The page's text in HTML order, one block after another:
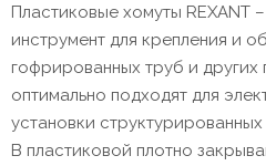
Пластиковые хомуты REXANT
инструмент для крепления и
гофрированных труб и других
оптимально подходят для
установки
В пластиковой плотно